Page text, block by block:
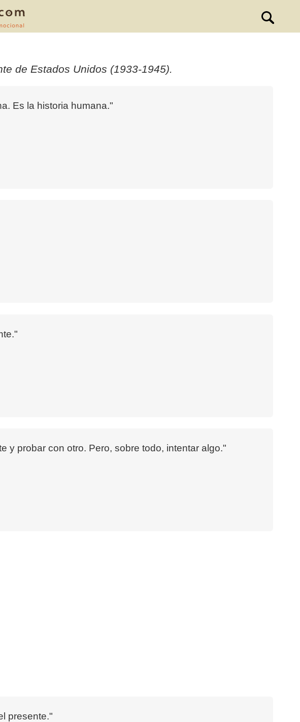
de Estados Unidos (1933-1945).
Es la historia humana."
y probar con otro. Pero, sobre todo, intentar algo."
presente."